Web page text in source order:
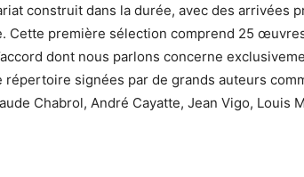
construit dans la durée, avec des arrivées
Cette première sélection comprend 25
dont nous parlons concerne
signées par de grands auteurs
Chabrol, André Cayatte, Jean Vigo, Louis